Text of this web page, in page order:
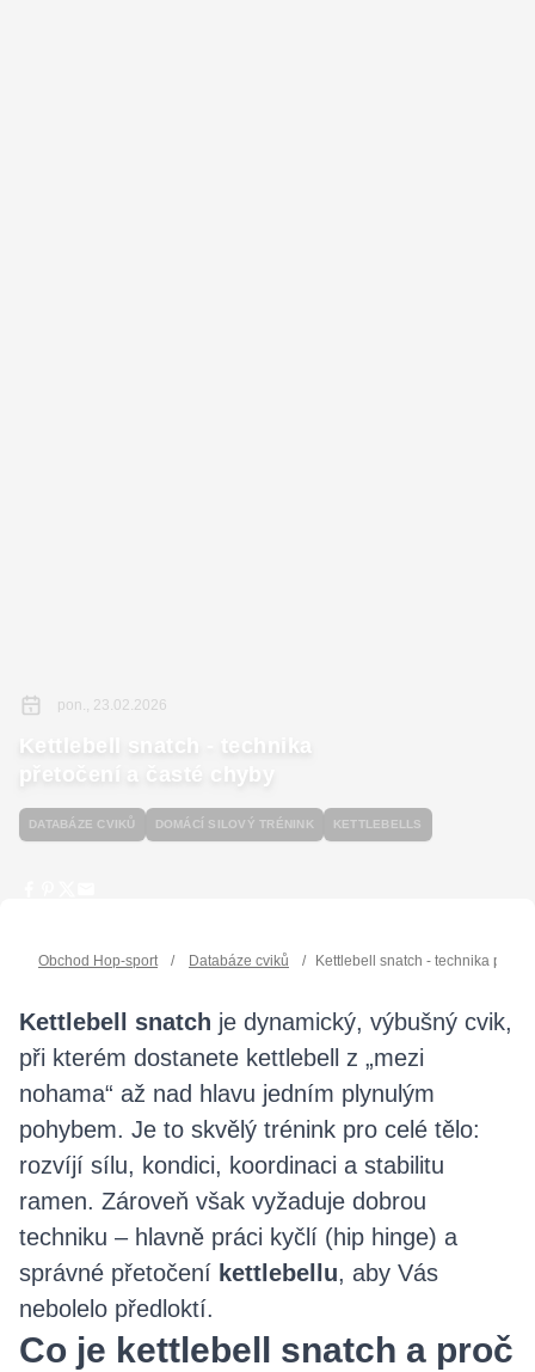
pon., 23.02.2026
Kettlebell snatch - technika
přetočení a časté chyby
DATABÁZE CVIKŮ DOMÁCÍ SILOVÝ TRÉNINK KETTLEBELLS
Obchod Hop-sport / Databáze cviků / Kettlebell snatch - technika
Kettlebell snatch je dynamický, výbušný cvik,
při kterém dostanete kettlebell z „mezi
nohama“ až nad hlavu jedním plynulým
pohybem. Je to skvělý trénink pro celé tělo:
rozvíjí sílu, kondici, koordinaci a stabilitu
ramen. Zároveň však vyžaduje dobrou
techniku – hlavně práci kyčlí (hip hinge) a
správné přetočení kettlebellu, aby Vás
nebolelo předloktí.
Co je kettlebell snatch a proč